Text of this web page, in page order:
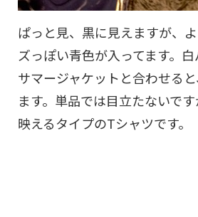
ぱっと見、黒に見えますが、
ズっぽい青色が入ってます。
サマージャケットと合わせる
ます。単品では目立たないで
映えるタイプのTシャツです。